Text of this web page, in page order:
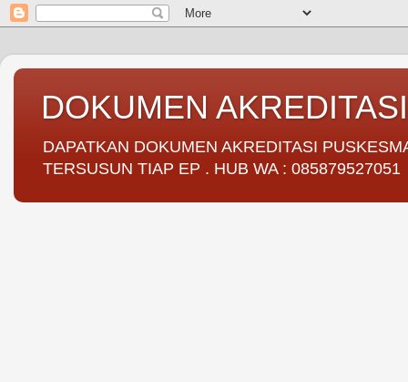
DOKUMEN
DAPATKAN DOKUMEN AKREDITASI
TERSUSUN TIAP EP . HUB WA : 085879527051